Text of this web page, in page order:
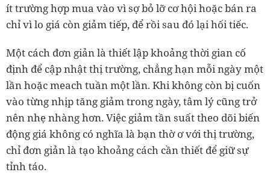
ít trường hợp mua vào vì sợ bỏ lỡ cơ hội hoặc bán ra
chỉ vì lo giá còn giảm tiếp, để rồi sau đó lại hối tiếc.
Một cách đơn giản là thiết lập khoảng thời gian cố
định để cập nhật thị trường, chẳng hạn mỗi ngày một
lần hoặc meach tuần một lần. Khi không còn bị cuốn
vào từng nhịp tăng giảm trong ngày, tâm lý cũng trở
nên nhẹ nhàng hơn. Việc giảm tần suất theo dõi biến
động giá không có nghĩa là bạn thờ ơ với thị trường,
chỉ đơn giản là tạo khoảng cách cần thiết để giữ sự
tỉnh táo.